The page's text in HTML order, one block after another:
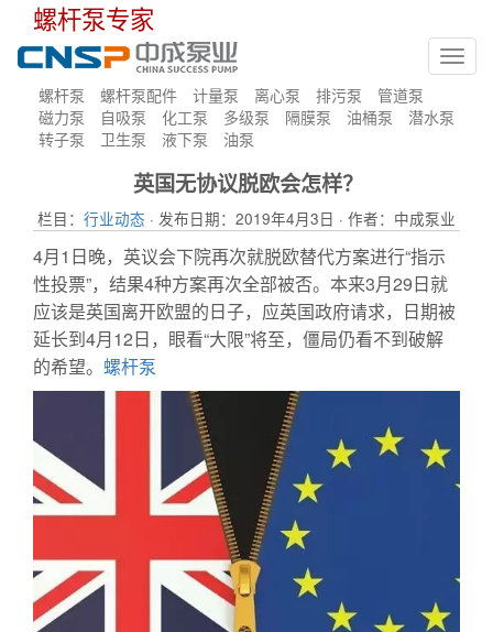
螺杆泵专家
螺杆泵 螺杆泵配件 计量泵 离心泵 排污泵
管道泵
磁力泵
自吸泵 化工泵 多级泵 隔膜泵 油桶泵
潜水泵
转子泵
卫生泵 液下泵 油泵
英国无协议脱欧会怎样？
栏目： 行业动态 · 发布日期：2019年4月3日 · 作者：中成泵业
4月1日晚，英议会下院再次就脱欧替代方案进行“指示
性投票”，结果4种方案再次全部被否。本来3月29日就
应该是英国离开欧盟的日子，应英国政府请求，日期被
延长到4月12日，眼看“大限”将至，僵局仍看不到破解
的希望。 螺杆泵